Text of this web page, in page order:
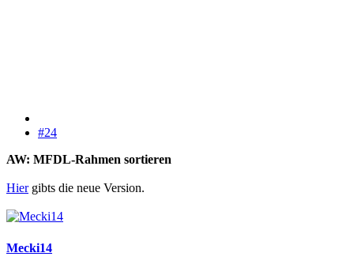
#24
AW: MFDL-Rahmen sortieren
Hiergibts die neue Version.
Mecki14